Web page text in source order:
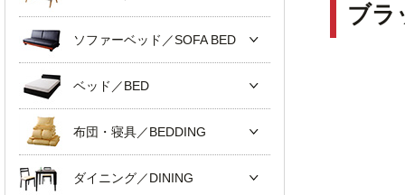
ブラ
ソファーベッド／SOFA BED
ベッド／BED
布団・寝具／BEDDING
ダイニング／DINING